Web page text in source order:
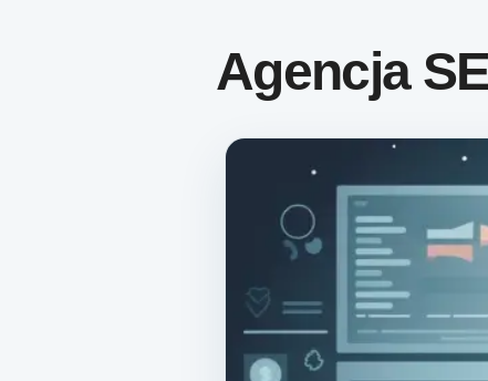
Agencja